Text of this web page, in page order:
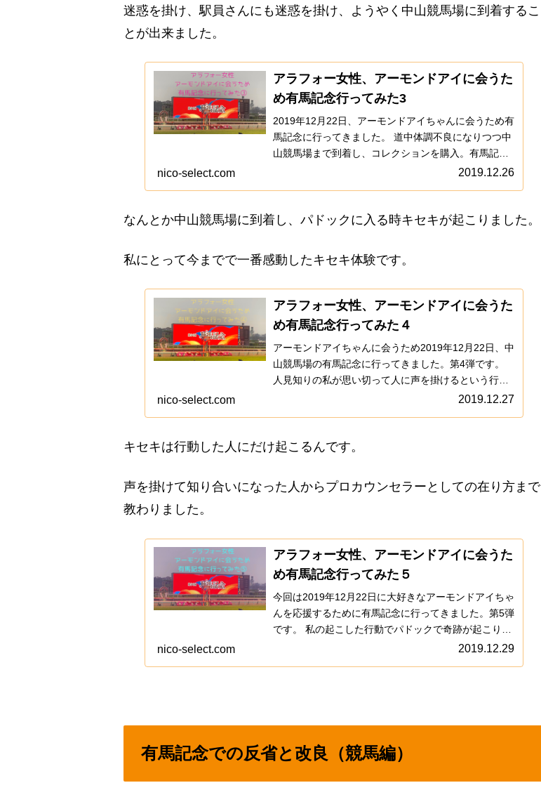
迷惑を掛け、駅員さんにも迷惑を掛け、ようやく中山競馬場に到着するこ
とが出来ました。
アラフォー女性、アーモンドアイに会うた
め有馬記念行ってみた3
2019年12月22日、アーモンドアイちゃんに会うため有
馬記念に行ってきました。 道中体調不良になりつつ中
山競馬場まで到着し、コレクションを購入。有馬記念
のパドックが始まるまで待機することにしました。
nico-select.com 2019.12.26
なんとか中山競馬場に到着し、パドックに入る時キセキが起こりました。
私にとって今までで一番感動したキセキ体験です。
アラフォー女性、アーモンドアイに会うた
め有馬記念行ってみた４
アーモンドアイちゃんに会うため2019年12月22日、中
山競馬場の有馬記念に行ってきました。第4弾です。
人見知りの私が思い切って人に声を掛けるという行動
をした事で、まさかの奇跡が起きました。
nico-select.com 2019.12.27
キセキは行動した人にだけ起こるんです。
声を掛けて知り合いになった人からプロカウンセラーとしての在り方まで
教わりました。
アラフォー女性、アーモンドアイに会うた
め有馬記念行ってみた５
今回は2019年12月22日に大好きなアーモンドアイちゃ
んを応援するために有馬記念に行ってきました。第5弾
です。 私の起こした行動でパドックで奇跡が起こり、
アーモンドアイの返し馬とレースまで見る事が出来ま
nico-select.com 2019.12.29
有馬記念での反省と改良（競馬編）